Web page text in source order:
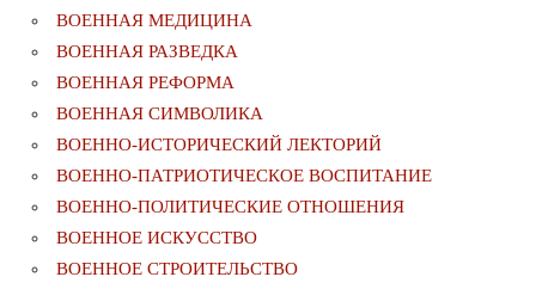
ВОЕННАЯ МЕДИЦИНА
ВОЕННАЯ РАЗВЕДКА
ВОЕННАЯ РЕФОРМА
ВОЕННАЯ СИМВОЛИКА
ВОЕННО-ИСТОРИЧЕСКИЙ ЛЕКТОРИЙ
ВОЕННО-ПАТРИОТИЧЕСКОЕ ВОСПИТАНИЕ
ВОЕННО-ПОЛИТИЧЕСКИE ОТНОШЕНИЯ
ВОЕННОЕ ИСКУССТВО
ВОЕННОЕ СТРОИТЕЛЬСТВО